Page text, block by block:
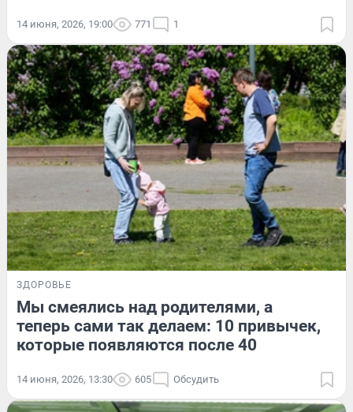
14 июня, 2026, 19:00 771 1
ЗДОРОВЬЕ
Мы смеялись над родителями, а
теперь сами так делаем: 10 привычек,
которые появляются после 40
14 июня, 2026, 13:30 605 Обсудить